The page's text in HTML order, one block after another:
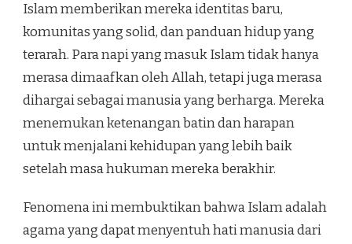
Islam memberikan mereka identitas baru,
komunitas yang solid, dan panduan hidup yang
terarah. Para napi yang masuk Islam tidak hanya
merasa dimaafkan oleh Allah, tetapi juga merasa
dihargai sebagai manusia yang berharga. Mereka
menemukan ketenangan batin dan harapan
untuk menjalani kehidupan yang lebih baik
setelah masa hukuman mereka berakhir.
Fenomena ini membuktikan bahwa Islam adalah
agama yang dapat menyentuh hati manusia dari